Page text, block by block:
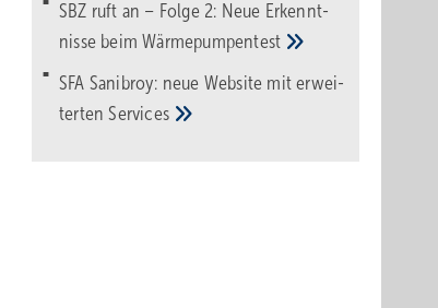
SBZ ruft an – Folge 2: Neue Erkennt­
nisse beimWärme­pumpen­test
SFA Sanibroy: neue Web­site mit erwei­
tertenServices